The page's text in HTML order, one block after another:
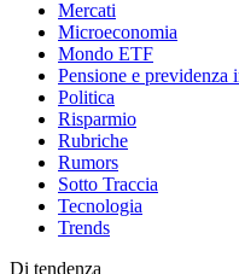
Mercati
Microeconomia
Mondo ETF
Pensione e previdenza
Politica
Risparmio
Rubriche
Rumors
Sotto Traccia
Tecnologia
Trends
Di tendenza